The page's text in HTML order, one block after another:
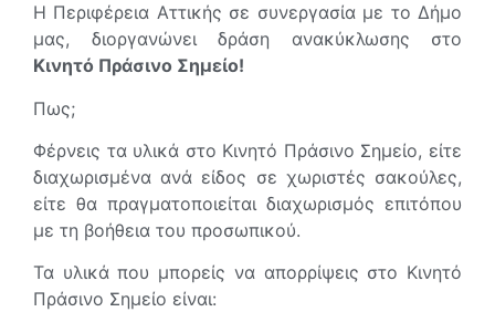
Η Περιφέρεια Αττικής σε συνεργασία με το Δήμο
μας, διοργανώνει δράση ανακύκλωσης στο
Κινητό Πράσινο Σημείο!
Πως;
Φέρνεις τα υλικά στο Κινητό Πράσινο Σημείο, είτε
διαχωρισμένα ανά είδος σε χωριστές σακούλες,
είτε θα πραγματοποιείται διαχωρισμός επιτόπου
με τη βοήθεια του προσωπικού.
Τα υλικά που μπορείς να απορρίψεις στο Κινητό
Πράσινο Σημείο είναι: